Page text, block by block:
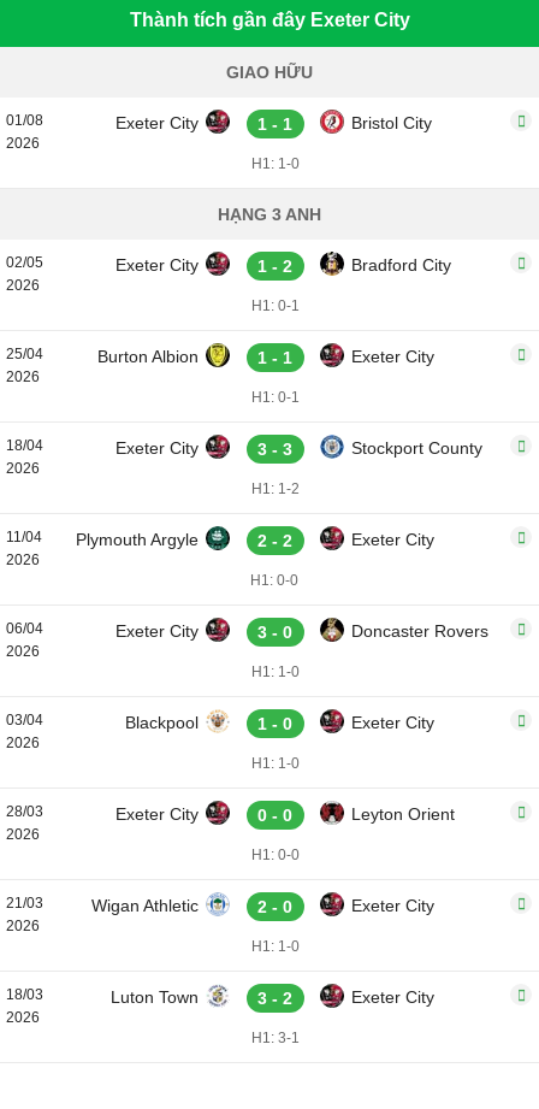
Thành tích gần đây Exeter City
GIAO HỮU
01/08
2026
Exeter City 1 - 1 Bristol City
H1: 1-0
HẠNG 3 ANH
02/05
2026
Exeter City 1 - 2 Bradford City
H1: 0-1
25/04
2026
Burton Albion 1 - 1 Exeter City
H1: 0-1
18/04
2026
Exeter City 3 - 3 Stockport County
H1: 1-2
11/04
2026
Plymouth Argyle 2 - 2 Exeter City
H1: 0-0
06/04
2026
Exeter City 3 - 0 Doncaster Rovers
H1: 1-0
03/04
2026
Blackpool 1 - 0 Exeter City
H1: 1-0
28/03
2026
Exeter City 0 - 0 Leyton Orient
H1: 0-0
21/03
2026
Wigan Athletic 2 - 0 Exeter City
H1: 1-0
18/03
2026
Luton Town 3 - 2 Exeter City
H1: 3-1